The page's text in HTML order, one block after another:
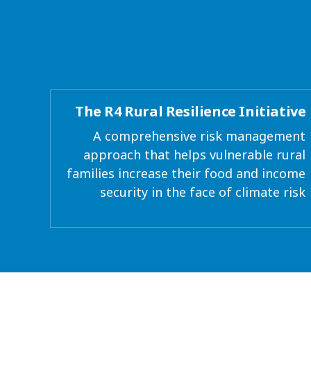
مع التحديات المتعلقة بالمناخ
The R4 Rural Resilience Initiative
A comprehensive risk management
approach that helps vulnerable rural
families increase their food and income
security in the face of climate risk